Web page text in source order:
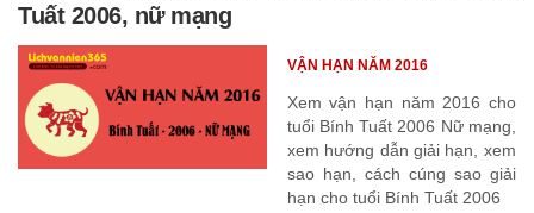
Tuất 2006, nữ mạng
Xem vận hạn năm 2016 cho
tuổi Bính Tuất 2006 Nữ mạng,
xem hướng dẫn giải hạn, xem
sao hạn, cách cúng sao giải
hạn cho tuổi Bính Tuất 2006
VẬN HẠN NĂM 2016